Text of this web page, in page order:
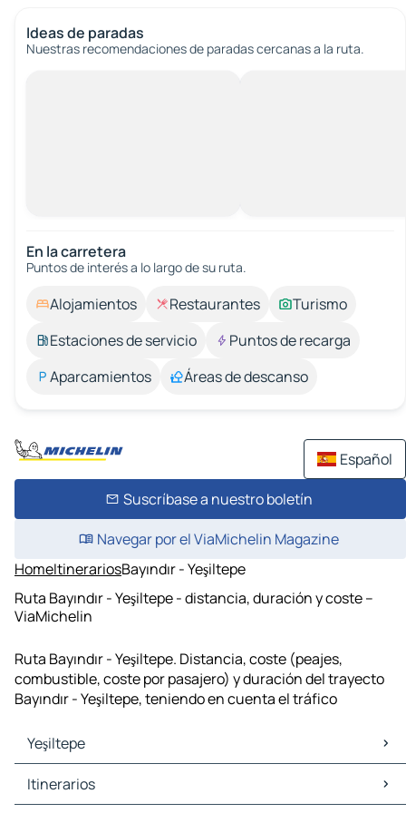
Ideas de paradas
Nuestras recomendaciones de paradas cercanas a la ruta.
En la carretera
Puntos de interés a lo largo de su ruta.
Alojamientos Restaurantes
Turismo
Estaciones de servicio
Puntos de recarga
Aparcamientos
Áreas de descanso
Español
Suscríbase a nuestro boletín
Navegar por el ViaMichelin Magazine
HomeItinerariosBayındır - Yeşiltepe
Ruta Bayındır - Yeşiltepe - distancia, duración y coste –
ViaMichelin
Ruta Bayındır - Yeşiltepe. Distancia, coste (peajes,
combustible, coste por pasajero) y duración del trayecto
Bayındır - Yeşiltepe, teniendo en cuenta el tráfico
Yeşiltepe
Yeşiltepe Mapas Planos
Yeşiltepe Trafico
Itinerarios